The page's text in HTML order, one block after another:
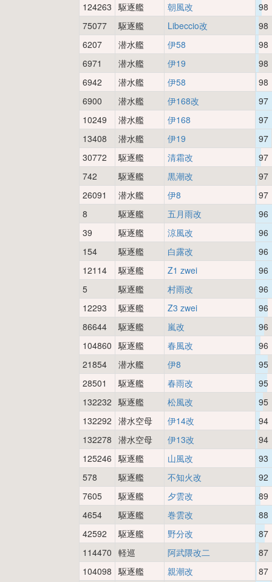
124263 駆逐艦 朝風改
98
75077
駆逐艦 Libeccio改
98
6207
潜水艦 伊58
98
6971
潜水艦 伊19
98
6942
潜水艦 伊58
98
6900
潜水艦 伊168改
97
10249
潜水艦 伊168
97
13408
潜水艦 伊19
97
30772
駆逐艦 清霜改
97
742
駆逐艦 黒潮改
97
26091
潜水艦 伊8
97
8
駆逐艦 五月雨改
96
39
駆逐艦 涼風改
96
154
駆逐艦 白露改
96
12114
駆逐艦 Z1 zwei
96
5
駆逐艦 村雨改
96
12293
駆逐艦 Z3 zwei
96
86644
駆逐艦 嵐改
96
104860 駆逐艦 春風改
96
21854
潜水艦 伊8
95
28501
駆逐艦 春雨改
95
132232 駆逐艦 松風改
95
132292 潜水空母 伊14改
94
132278 潜水空母 伊13改
94
125246 駆逐艦 山風改
93
578
駆逐艦 不知火改
92
7605
駆逐艦 夕雲改
89
4654
駆逐艦 巻雲改
88
42592
駆逐艦 野分改
87
114470 軽巡 阿武隈改二
87
104098 駆逐艦 親潮改
87